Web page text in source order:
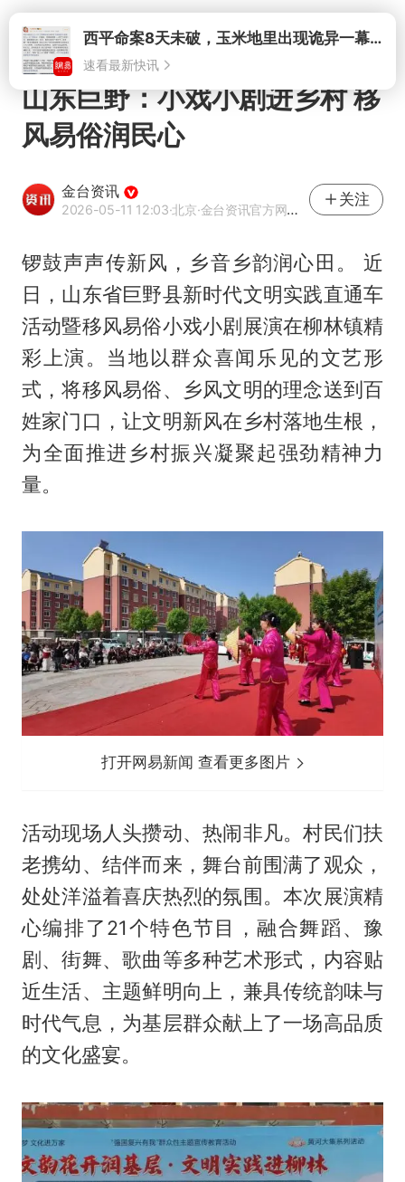
打开
山东巨野：小戏小剧进乡村 移
风易俗润民心
金台资讯
2026-05-11 12:03·北京·金台资讯官方网易号
关注
锣鼓声声传新风，乡音乡韵润心田。 近
日，山东省巨野县新时代文明实践直通车
活动暨移风易俗小戏小剧展演在柳林镇精
彩上演。当地以群众喜闻乐见的文艺形
式，将移风易俗、乡风文明的理念送到百
姓家门口，让文明新风在乡村落地生根，
为全面推进乡村振兴凝聚起强劲精神力
量。
打开网易新闻 查看更多图片
活动现场人头攒动、热闹非凡。村民们扶
老携幼、结伴而来，舞台前围满了观众，
处处洋溢着喜庆热烈的氛围。本次展演精
心编排了21个特色节目，融合舞蹈、豫
剧、街舞、歌曲等多种艺术形式，内容贴
近生活、主题鲜明向上，兼具传统韵味与
时代气息，为基层群众献上了一场高品质
的文化盛宴。